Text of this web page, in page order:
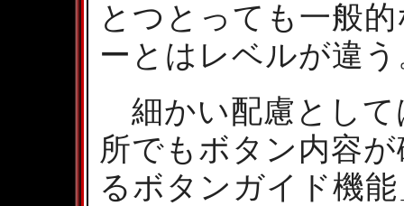
とつとっても一般
ーとはレベルが違
細かい配慮として
所でもボタン内容
るボタンガイド機